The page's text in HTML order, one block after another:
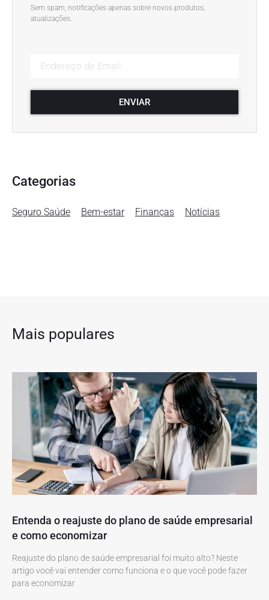
Sem spam, notificações apenas sobre novos produtos,
atualizações.
ENVIAR
Categorias
Seguro Saúde Bem-estar Finanças Notícias
Mais populares
Entenda o reajuste do plano de saúde empresarial
e como economizar
Reajuste do plano de saúde empresarial foi muito alto? Neste
artigo você vai entender como funciona e o que você pode fazer
para economizar